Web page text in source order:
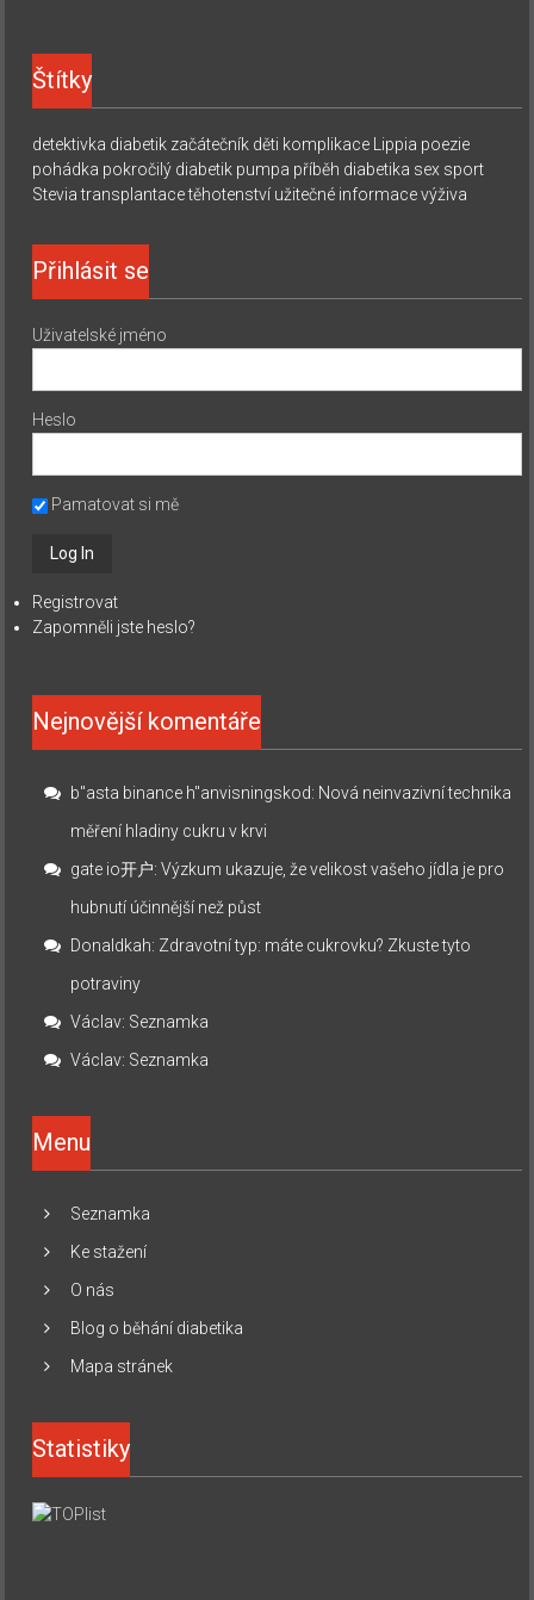
Štítky
detektivka diabetik začátečník děti komplikace Lippia poezie
pohádka pokročilý diabetik pumpa příběh diabetika sex sport
Stevia transplantace těhotenství užitečné informace výživa
Přihlásit se
Uživatelské jméno
Heslo
Pamatovat si mě
Registrovat
Zapomněli jste heslo?
Nejnovější komentáře
b"asta binance h"anvisningskod: Nová neinvazivní technika
měření hladiny cukru v krvi
gate io开户:Výzkum ukazuje, že velikost vašeho jídla je pro
hubnutí účinnější než půst
Donaldkah: Zdravotní typ: máte cukrovku? Zkuste tyto
potraviny
Václav: Seznamka
Václav: Seznamka
Menu
Seznamka
Ke stažení
O nás
Blog o běhání diabetika
Mapa stránek
Statistiky